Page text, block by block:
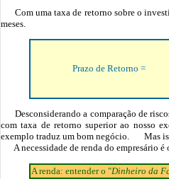
Com uma taxa de retorno sobre o
meses.
Prazo de Retorno =
Desconsiderando a comparação de
com taxa de retorno superior ao nosso
exemplo traduz um bom negócio. Mas
A necessidade de renda do empresário é
A renda: entender o "Dinheiro da